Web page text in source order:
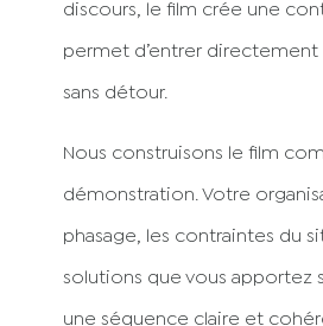
discours, le film crée une
permet d’entrer directement
sans détour.
Nous construisons le film
démonstration. Votre
phasage, les contraintes du
solutions que vous apportez
une séquence claire et